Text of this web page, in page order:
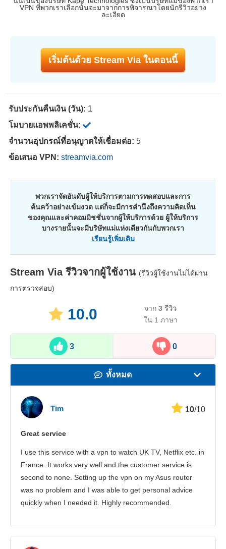
VPN ที่พวกเราเลือกนั้นจะมาจากการพิจารณาโดยนักรีวิวอย่าง
ละเอียด
เริ่มต้นด้วย Stream Via ในตอนนี้
รับประกันคืนเงิน (วัน): 1
โมบายแอพพลิเคชั่น:
จำนวนอุปกรณ์ที่อนุญาตให้เชื่อมต่อ: 5
ข้อเสนอ VPN: streamvia.com
พวกเราจัดอันดับผู้ให้บริการตามการทดสอบและการ
ค้นคว้าอย่างเข้มงวด แต่ก็จะมีการคำนึงถึงความคิดเห็น
ของคุณและค่าคอมมิชชั่นจากผู้ให้บริการด้วย ผู้ให้บริการ
บางรายนั้นจะมีบริษัทแม่แห่งเดียวกันกับพวกเรา
เรียนรู้เพิ่มเติม
Stream Viaรีวิวจากผู้ใช้งาน (รีวิวผู้ใช้งานไม่ได้ผ่าน
การตรวจสอบ)
10.0 จาก3 รีวิว
ใน 1 ภาษา
3 0
ทั้งหมด
บริการลูกค้า
Tim 10/10
Great service
I use this service with a vpn to watch UK TV, Netflix etc. in
France. It works very well and the customer service is
second to none. Setting up the vpn on my Asus router
was no problem and I was able to get personal advice
quickly when I needed it. Highly recommended.